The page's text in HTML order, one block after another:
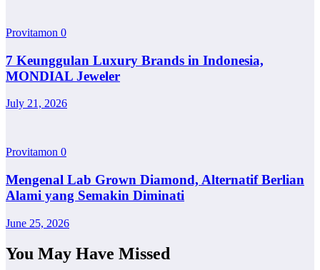
Provitamon 0
7 Keunggulan Luxury Brands in Indonesia,
MONDIAL Jeweler
July 21, 2026
Provitamon 0
Mengenal Lab Grown Diamond, Alternatif Berlian
Alami yang Semakin Diminati
June 25, 2026
You May Have Missed